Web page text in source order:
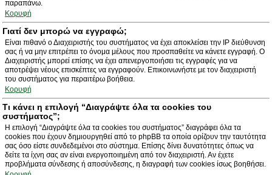
παραπάνω.
Κορυφή
Γιατί δεν μπορώ να εγγραφώ;
Είναι πιθανό ο Διαχειριστής του συστήματος να έχει αποκλείσει την IP διεύθυνση
σας ή να μην επιτρέπει το όνομα μέλους που προσπαθείτε να κάνετε εγγραφή. Ο
Διαχειριστής μπορεί επίσης να έχει απενεργοποιήσει τις εγγραφές για να
αποτρέψει νέους επισκέπτες να εγγραφούν. Επικοινωνήστε με τον διαχειριστή
του συστήματος για περαιτέρω βοήθεια.
Κορυφή
Τι κάνει η επιλογή “Διαγράψτε όλα τα cookies του
συστήματος”;
Η επιλογή “Διαγράψτε όλα τα cookies του συστήματος” διαγράφει όλα τα
cookies που έχουν δημιουργηθεί από το phpBB τα οποία ορίζουν την ταυτότητα
σας όσο είστε συνδεδεμένοι στο σύστημα. Επίσης δίνει δυνατότητες όπως να
δείτε τα ίχνη σας αν είναι ενεργοποιημένη από τον διαχειριστή. Αν έχετε
προβλήματα σύνδεσης ή αποσύνδεσης, η διαγραφή των cookies ίσως βοηθήσει.